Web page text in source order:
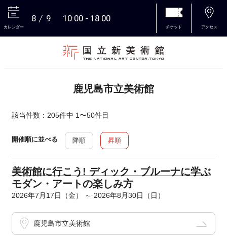
カレンダー
8 9 10:00 18:00
チケット アクセス
鹿児島市立美術館
該当件数：205件中 1〜50件目
開催順に並べる 降順 昇順
美術館に行こう! ディック・ブルーナに学ぶ
モダン・アートの楽しみ方
2026年7月17日（金） ～ 2026年8月30日（日）
鹿児島市立美術館